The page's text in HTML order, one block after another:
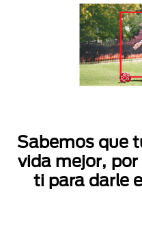
Sabemos que
vida mejor,
ti para darle